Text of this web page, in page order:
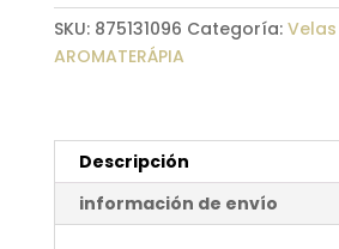
azul
cantidad
SKU: 875131096 Categoría: Velas
AROMATERÁPIA
Descripción
información de envío